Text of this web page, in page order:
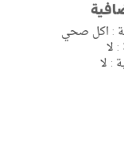
: اكل صحي
لا
: لا